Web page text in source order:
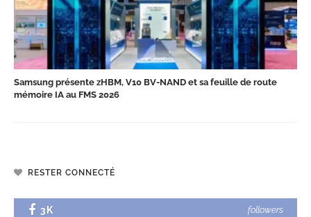
Samsung présente zHBM, V10 BV-NAND et sa feuille de route
mémoire IA au FMS 2026
RESTER CONNECTÉ
3K followers